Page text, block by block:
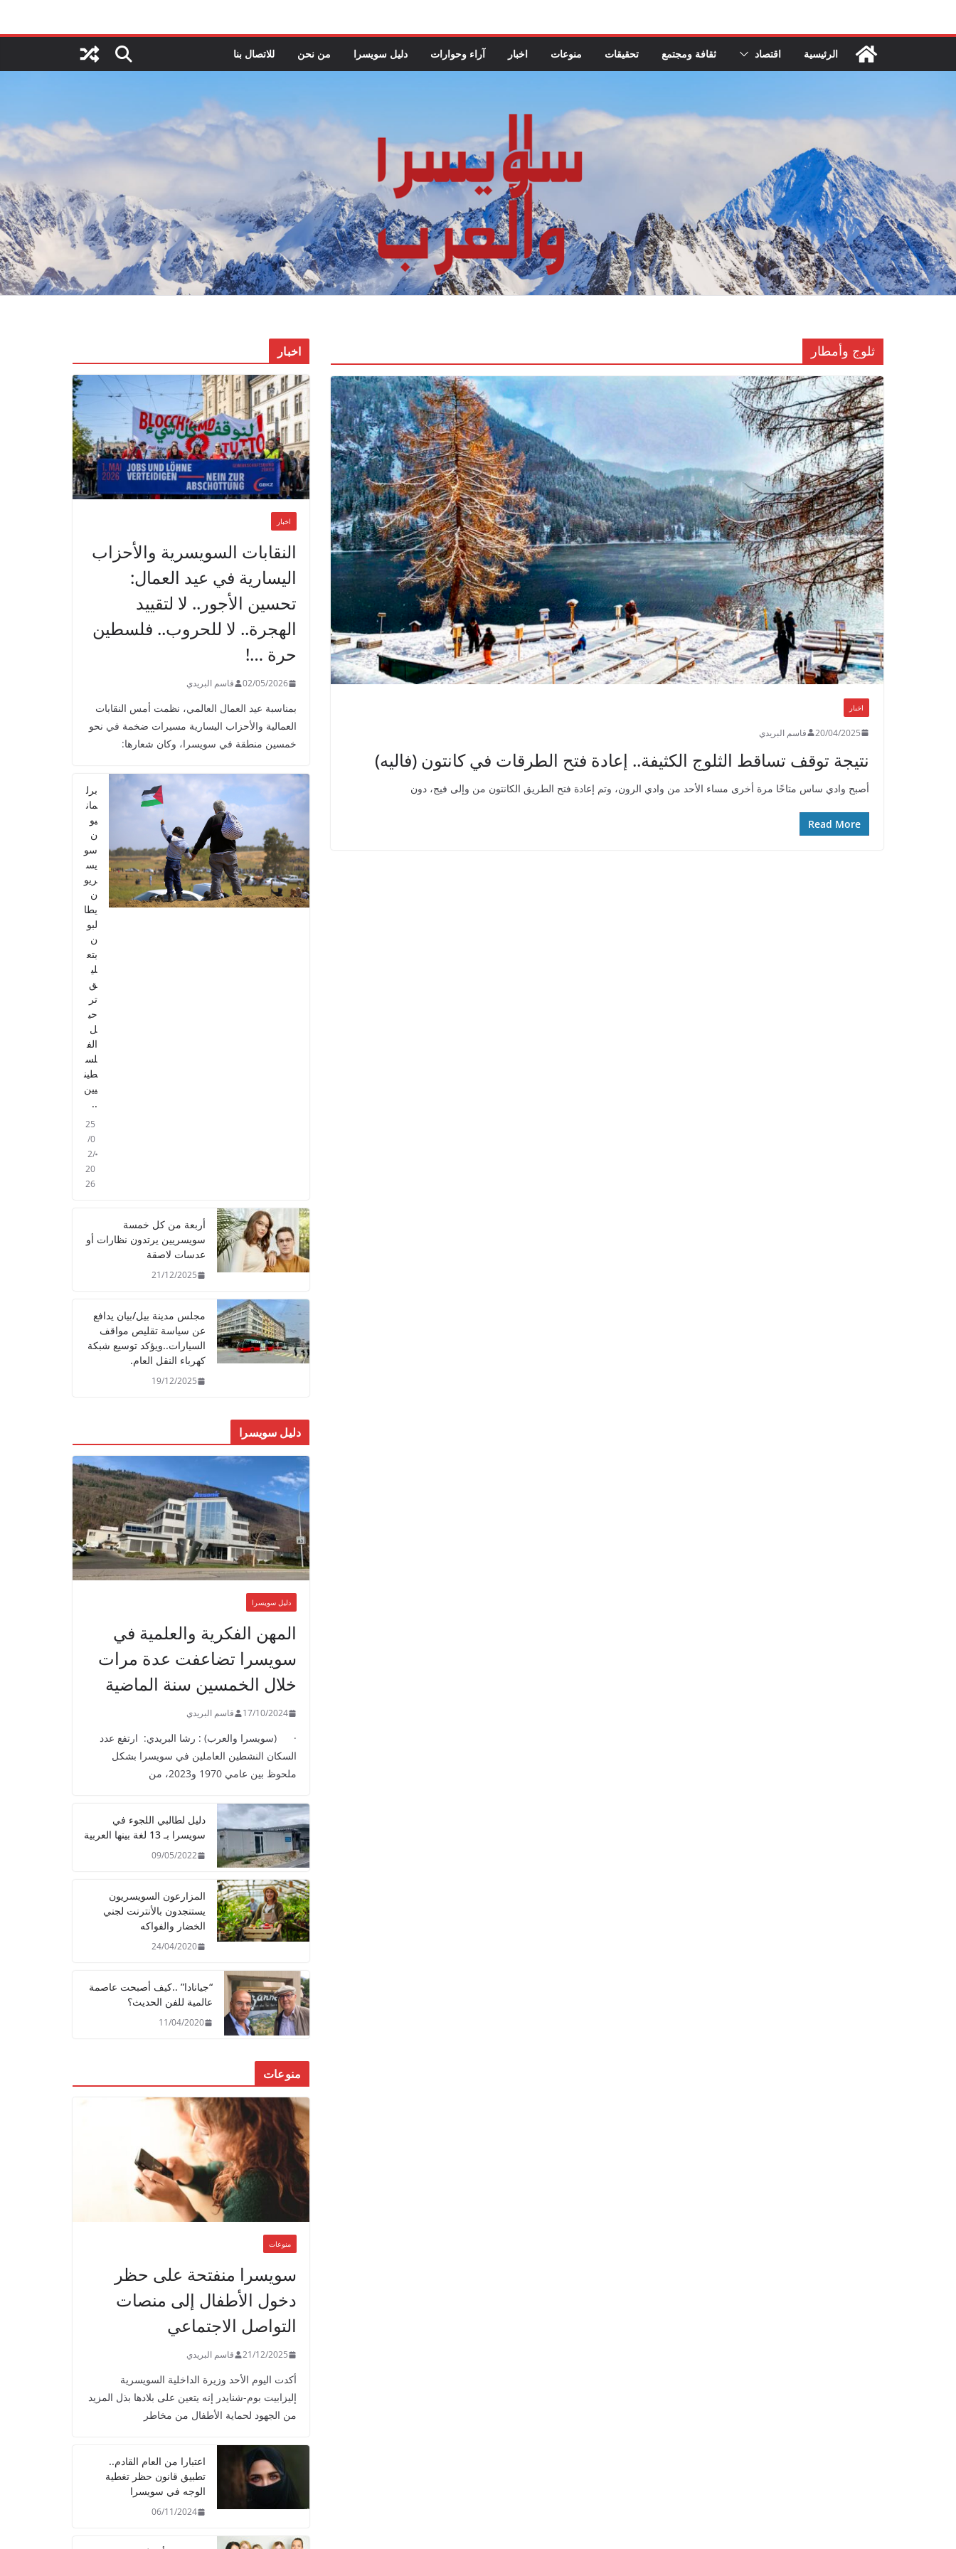
الرئيسية اقتصاد ثقافة ومجتمع تحقيقات منوعات اخبار آراء وحوارات دليل سويسرا من نحن للاتصال بنا
ثلوج وأمطار
اخبار
20/04/2025 قاسم البريدي
نتيجة توقف تساقط الثلوج الكثيفة.. إعادة فتح الطرقات في كانتون (فاليه)
أصبح وادي ساس متاحًا مرة أخرى مساء الأحد من وادي الرون، وتم إعادة فتح الطريق الكانتون من وإلى فيج، دون
Read More
اخبار
اخبار
النقابات السويسرية والأحزاب
اليسارية في عيد العمال:
تحسين الأجور.. لا لتقييد
الهجرة.. لا للحروب.. فلسطين
حرة …!
02/05/2026 قاسم البريدي
بمناسبة عيد العمال العالمي، نظمت أمس النقابات
العمالية والأحزاب اليسارية مسيرات ضخمة في نحو
خمسين منطقة في سويسرا، وكان شعارها:
برل
مان
يو
ن
سو
يس
ريو
ن
يطا
لبو
ن
بتع
لي
ق
تر
حي
ل
الف
لس
طين
يين
..
25
/0
2/
20
26
أربعة من كل خمسة
سويسريين يرتدون نظارات أو
عدسات لاصقة
21/12/2025
مجلس مدينة بيل/بيان يدافع
عن سياسة تقليص مواقف
السيارات..ويؤكد توسيع شبكة
كهرباء النقل العام.
19/12/2025
دليل سويسرا
دليل سويسرا
المهن الفكرية والعلمية في
سويسرا تضاعفت عدة مرات
خلال الخمسين سنة الماضية
17/10/2024 قاسم البريدي
· (سويسرا والعرب) : رشا البريدي: ارتفع عدد
السكان النشطين العاملين في سويسرا بشكل
ملحوظ بين عامي 1970 و2023، من
دليل لطالبي اللجوء في
سويسرا بـ 13 لغة بينها العربية
09/05/2022
المزارعون السويسريون
يستنجدون بالأنترنت لجني
الخضار والفواكه
24/04/2020
“جيانادا” ..كيف أصبحت عاصمة
عالمية للفن الحديث؟
11/04/2020
منوعات
منوعات
سويسرا منفتحة على حظر
دخول الأطفال إلى منصات
التواصل الاجتماعي
21/12/2025 قاسم البريدي
أكدت اليوم الأحد وزيرة الداخلية السويسرية
إليزابيت بوم-شنايدر إنه يتعين على بلادها بذل المزيد
من الجهود لحماية الأطفال من مخاطر
اعتبارا من العام القادم..
تطبيق قانون حظر تغطية
الوجه في سويسرا
06/11/2024